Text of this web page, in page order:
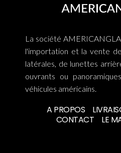
La société
l'importation et la vente
latérales, de lunettes
ouvrants ou
véhicules américains.
A PROPOS
CONTACT
LE